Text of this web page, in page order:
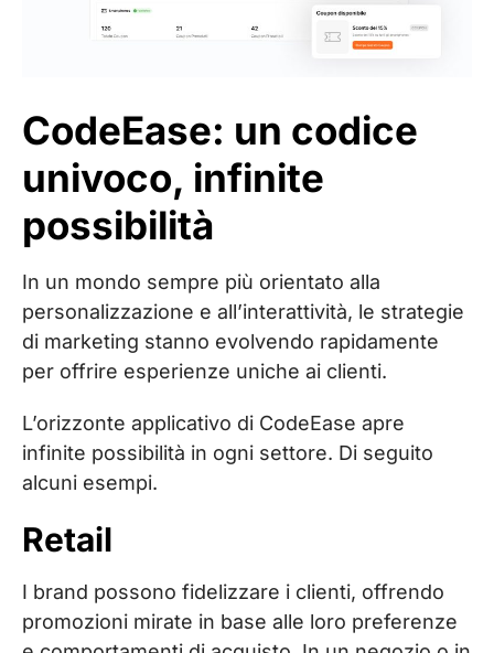
CodeEase: un codice
univoco, infinite
possibilità
In un mondo sempre più orientato alla
personalizzazione e all’interattività, le strategie
di marketing stanno evolvendo rapidamente
per offrire esperienze uniche ai clienti.
L’orizzonte applicativo di CodeEase apre
infinite possibilità in ogni settore. Di seguito
alcuni esempi.
Retail
I brand possono fidelizzare i clienti, offrendo
promozioni mirate in base alle loro preferenze